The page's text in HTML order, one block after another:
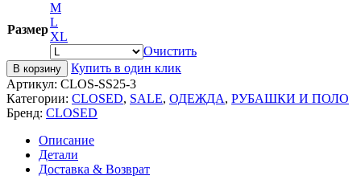
Размер
M
L
XL
Очистить
В корзину
Купить в один клик
Артикул: CLOS-SS25-3
Категории: CLOSED, SALE, ОДЕЖДА, РУБАШКИ И ПОЛО
Бренд: CLOSED
Описание
Детали
Доставка & Возврат